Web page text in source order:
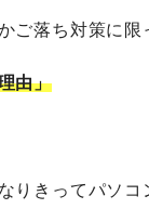
ご落ち対策に限
由」
りきってパソ